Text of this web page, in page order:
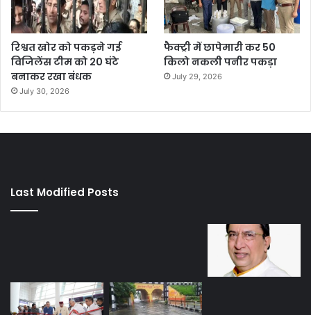
रिश्वत खोर को पकड़ने गई
विजिलेंस टीम को 20 घंटे
बनाकर रखा बंधक
July 30, 2026
फैक्ट्री में छापेमारी कर 50
किलो नकली पनीर पकड़ा
July 29, 2026
Last Modified Posts